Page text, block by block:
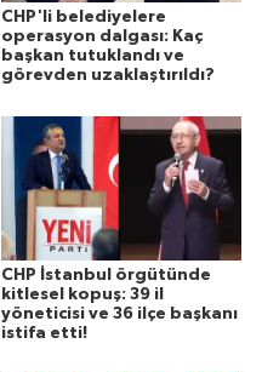
CHP'li belediyelere
operasyon dalgası: Kaç
başkan tutuklandı ve
görevden uzaklaştırıldı?
CHP İstanbul örgütünde
kitlesel kopuş: 39 il
yöneticisi ve 36 ilçe başkanı
istifa etti!